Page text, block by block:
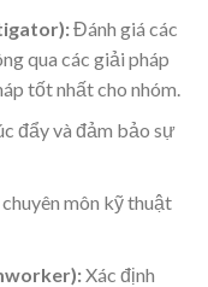
Đánh giá các
qua các giải pháp
tốt nhất cho nhóm.
đẩy và đảm bảo sự
môn kỹ thuật
Xác định